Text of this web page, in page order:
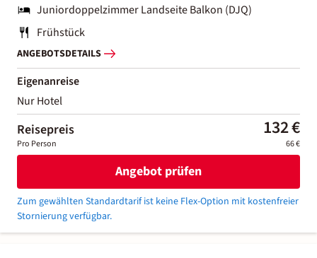
Juniordoppelzimmer Landseite Balkon (DJQ)
Frühstück
ANGEBOTSDETAILS
Eigenanreise
Nur Hotel
Reisepreis 132 €
Pro Person 66 €
Angebot prüfen
Zum gewählten Standardtarif ist keine Flex-Option mit kostenfreier
Stornierung verfügbar.